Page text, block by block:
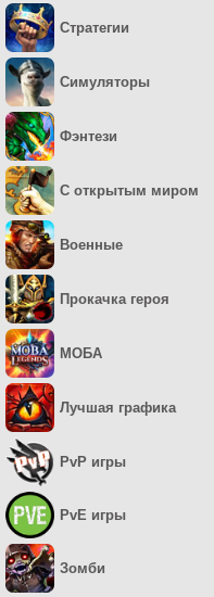
Стратегии
Симуляторы
Фэнтези
С открытым миром
Военные
Прокачка героя
МОБА
Лучшая графика
PvP игры
PvE игры
Зомби